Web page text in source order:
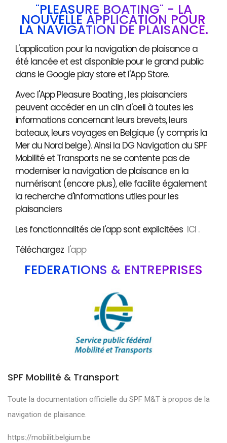
"PLEASURE BOATING" - LA
NOUVELLE APPLICATION POUR
LA NAVIGATION DE PLAISANCE.
L'application pour la navigation de plaisance a
été lancée et est disponible pour le grand public
dans le Google play store et l'App Store.
Avec l'App Pleasure Boating , les plaisanciers
peuvent accéder en un clin d'oeil à toutes les
informations concernant leurs brevets, leurs
bateaux, leurs voyages en Belgique (y compris la
Mer du Nord belge). Ainsi la DG Navigation du SPF
Mobilité et Transports ne se contente pas de
moderniser la navigation de plaisance en la
numérisant (encore plus), elle facilite également
la recherche d'informations utiles pour les
plaisanciers
Les fonctionnalités de l'app sont explicitées ICI .
Téléchargez l'app
SPF Mobilité & Transport
Toute la documentation officielle du SPF M&T à propos de la
navigation de plaisance.
https://mobilit.belgium.be
FÉDÉRATIONS & ENTREPRISES